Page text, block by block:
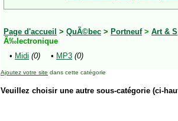
Page d'accueil > QuÃ©bec > Portneuf > Art &
Ã‰lectronique
• Midi (0) • MP3 (0)
Ajoutez votre site dans cette catégorie
Veuillez choisir une autre sous-catégorie (ci-